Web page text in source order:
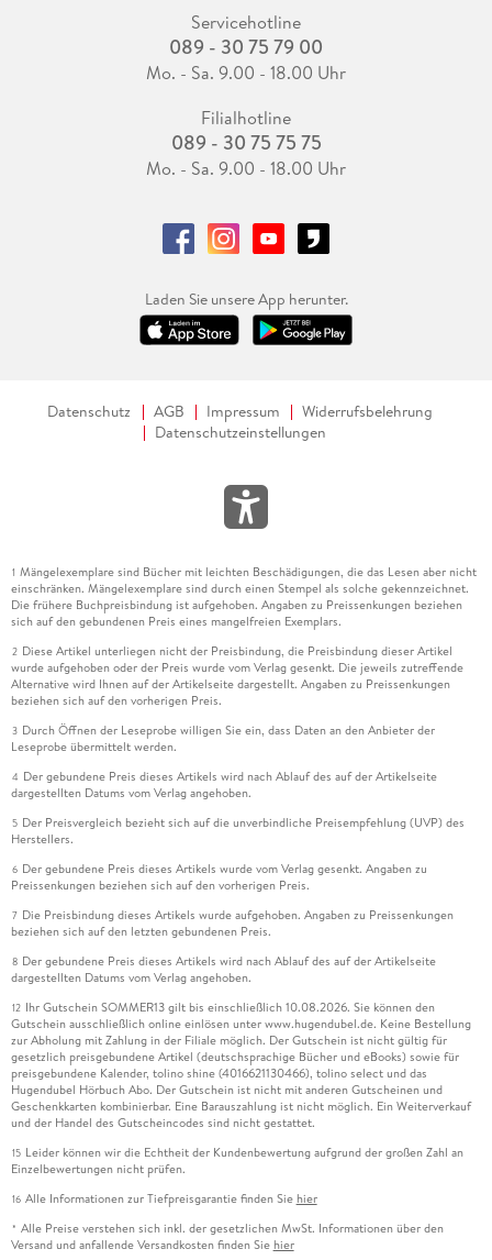
Servicehotline
089 - 30 75 79 00
Mo. - Sa. 9.00 - 18.00 Uhr
Filialhotline
089 - 30 75 75 75
Mo. - Sa. 9.00 - 18.00 Uhr
Laden Sie unsere App herunter.
Datenschutz AGB Impressum
Widerrufsbelehrung
Datenschutzeinstellungen
1 Mängelexemplare sind Bücher mit leichten Beschädigungen, die das Lesen aber nicht
einschränken. Mängelexemplare sind durch einen Stempel als solche gekennzeichnet.
Die frühere Buchpreisbindung ist aufgehoben. Angaben zu Preissenkungen beziehen
sich auf den gebundenen Preis eines mangelfreien Exemplars.
2 Diese Artikel unterliegen nicht der Preisbindung, die Preisbindung dieser Artikel
wurde aufgehoben oder der Preis wurde vom Verlag gesenkt. Die jeweils zutreffende
Alternative wird Ihnen auf der Artikelseite dargestellt. Angaben zu Preissenkungen
beziehen sich auf den vorherigen Preis.
3 Durch Öffnen der Leseprobe willigen Sie ein, dass Daten an den Anbieter der
Leseprobe übermittelt werden.
4 Der gebundene Preis dieses Artikels wird nach Ablauf des auf der Artikelseite
dargestellten Datums vom Verlag angehoben.
5 Der Preisvergleich bezieht sich auf die unverbindliche Preisempfehlung (UVP) des
Herstellers.
6 Der gebundene Preis dieses Artikels wurde vom Verlag gesenkt. Angaben zu
Preissenkungen beziehen sich auf den vorherigen Preis.
7 Die Preisbindung dieses Artikels wurde aufgehoben. Angaben zu Preissenkungen
beziehen sich auf den letzten gebundenen Preis.
8 Der gebundene Preis dieses Artikels wird nach Ablauf des auf der Artikelseite
dargestellten Datums vom Verlag angehoben.
12 Ihr Gutschein SOMMER13 gilt bis einschließlich 10.08.2026. Sie können den
Gutschein ausschließlich online einlösen unter www.hugendubel.de. Keine Bestellung
zur Abholung mit Zahlung in der Filiale möglich. Der Gutschein ist nicht gültig für
gesetzlich preisgebundene Artikel (deutschsprachige Bücher und eBooks) sowie für
preisgebundene Kalender, tolino shine (4016621130466), tolino select und das
Hugendubel Hörbuch Abo. Der Gutschein ist nicht mit anderen Gutscheinen und
Geschenkkarten kombinierbar. Eine Barauszahlung ist nicht möglich. Ein Weiterverkauf
und der Handel des Gutscheincodes sind nicht gestattet.
15 Leider können wir die Echtheit der Kundenbewertung aufgrund der großen Zahl an
Einzelbewertungen nicht prüfen.
16 Alle Informationen zur Tiefpreisgarantie finden Sie hier
* Alle Preise verstehen sich inkl. der gesetzlichen MwSt. Informationen über den
Versand und anfallende Versandkosten finden Sie hier